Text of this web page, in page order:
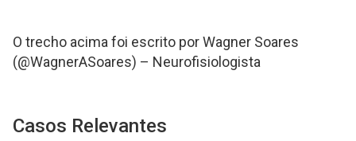
O trecho acima foi escrito por Wagner Soares
(@WagnerASoares) – Neurofisiologista
Casos Relevantes